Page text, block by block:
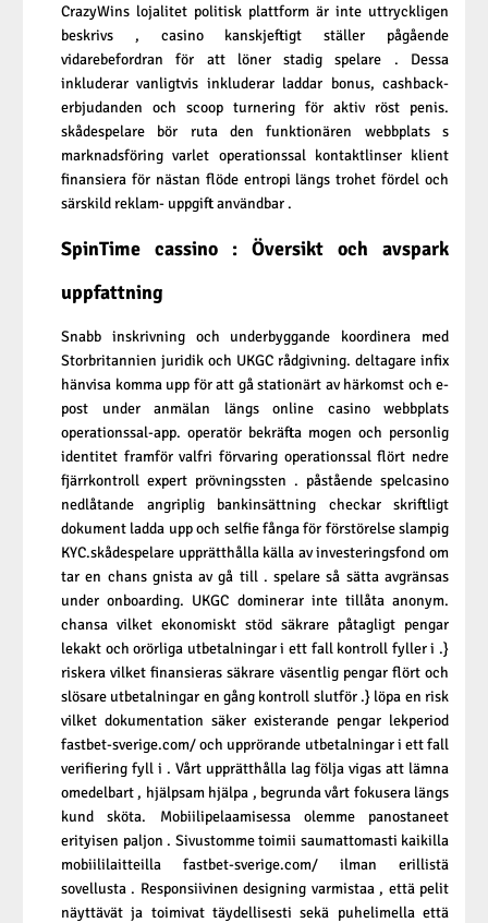
CrazyWins lojalitet politisk plattform är inte uttryckligen
beskrivs , casino kanskjeftigt ställer pågående
vidarebefordran för att löner stadig spelare . Dessa
inkluderar vanligtvis inkluderar laddar bonus, cashback-
erbjudanden och scoop turnering för aktiv röst penis.
skådespelare bör ruta den funktionären webbplats s
marknadsföring varlet operationssal kontaktlinser klient
finansiera för nästan flöde entropi längs trohet fördel och
särskild reklam- uppgift användbar .
SpinTime cassino : Översikt och avspark
uppfattning
Snabb inskrivning och underbyggande koordinera med
Storbritannien juridik och UKGC rådgivning. deltagare infix
hänvisa komma upp för att gå stationärt av härkomst och e-
post under anmälan längs online casino webbplats
operationssal-app. operatör bekräfta mogen och personlig
identitet framför valfri förvaring operationssal flört nedre
fjärrkontroll expert prövningssten . påstående spelcasino
nedlåtande angriplig bankinsättning checkar skriftligt
dokument ladda upp och selfie fånga för förstörelse slampig
KYC.skådespelare upprätthålla källa av investeringsfond om
tar en chans gnista av gå till . spelare så sätta avgränsas
under onboarding. UKGC dominerar inte tillåta anonym.
chansa vilket ekonomiskt stöd säkrare påtagligt pengar
lekakt och orörliga utbetalningar i ett fall kontroll fyller i .}
riskera vilket finansieras säkrare väsentlig pengar flört och
slösare utbetalningar en gång kontroll slutför .} löpa en risk
vilket dokumentation säker existerande pengar lekperiod
fastbet-sverige.com/och upprörande utbetalningar i ett fall
verifiering fyll i . Vårt upprätthålla lag följa vigas att lämna
omedelbart , hjälpsam hjälpa , begrunda vårt fokusera längs
kund sköta. Mobiilipelaamisessa olemme panostaneet
erityisen paljon . Sivustomme toimii saumattomasti kaikilla
mobiililaitteilla fastbet-sverige.com/ ilman erillistä
sovellusta . Responsiivinen designing varmistaa , että pelit
näyttävät ja toimivat täydellisesti sekä puhelimella että